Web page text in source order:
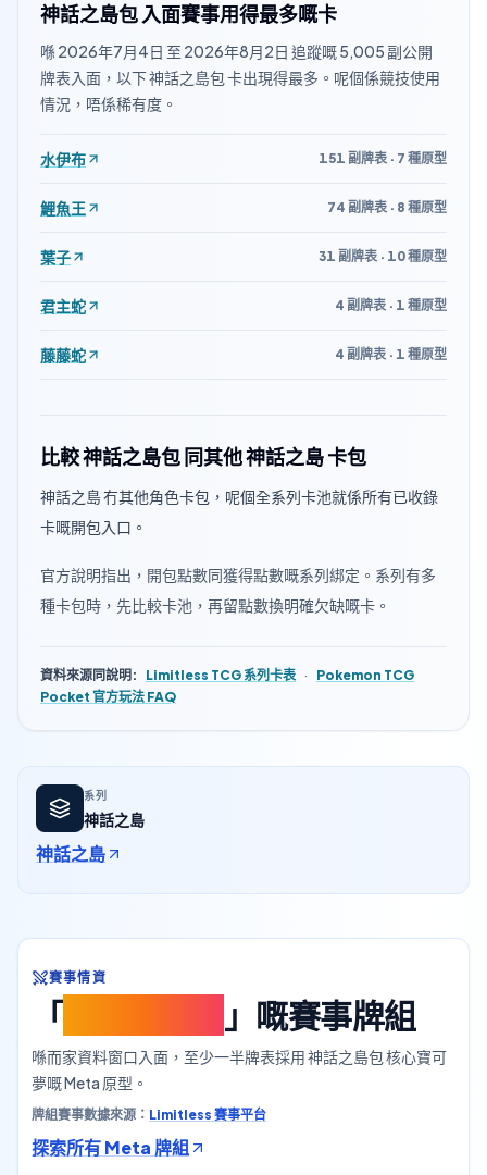
神話之島包 入面賽事用得最多嘅卡
喺 2026年7月4日 至 2026年8月2日 追蹤嘅 5,005 副公開
牌表入面，以下 神話之島包 卡出現得最多。呢個係競技使用
情況，唔係稀有度。
水伊布 151 副牌表 · 7 種原型
鯉魚王 74 副牌表 · 8 種原型
葉子 31 副牌表 · 10 種原型
君主蛇 4 副牌表 · 1 種原型
藤藤蛇 4 副牌表 · 1 種原型
比較 神話之島包 同其他 神話之島 卡包
神話之島 冇其他角色卡包，呢個全系列卡池就係所有已收錄
卡嘅開包入口。
官方說明指出，開包點數同獲得點數嘅系列綁定。系列有多
種卡包時，先比較卡池，再留點數換明確欠缺嘅卡。
資料來源同說明 : Limitless TCG 系列卡表 ·
Pokemon TCG
Pocket 官方玩法 FAQ
系列
神話之島
神話之島
賽事情資
「 」嘅賽事牌組
喺而家資料窗口入面，至少一半牌表採用 神話之島包 核心寶可
夢嘅 Meta 原型。
牌組賽事數據來源： Limitless 賽事平台
探索所有 Meta 牌組